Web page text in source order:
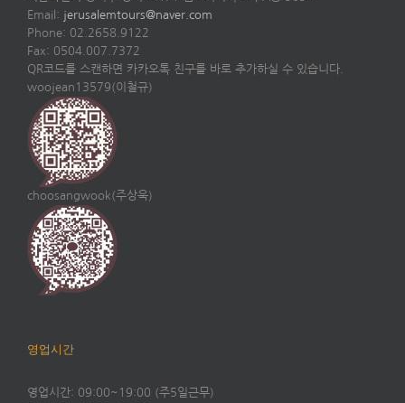
Email: jerusalemtours@naver.com
Phone: 02.2658.9122
Fax: 0504.007.7372
QR코드를 스캔하면 카카오톡 친구를 바로 추가하실 수 있습니다.
woojean13579(이철규)
choosangwook(주상욱)
영업시간
영업시간: 09:00~19:00 (주5일근무)